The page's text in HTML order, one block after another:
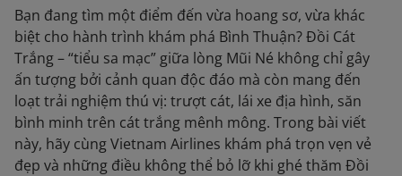
Bạn đang tìm một điểm đến vừa hoang sơ, vừa khác
biệt cho hành trình khám phá Bình Thuận? Đồi Cát
Trắng – “tiểu sa mạc” giữa lòng Mũi Né không chỉ gây
ấn tượng bởi cảnh quan độc đáo mà còn mang đến
loạt trải nghiệm thú vị: trượt cát, lái xe địa hình, săn
bình minh trên cát trắng mênh mông. Trong bài viết
này, hãy cùng Vietnam Airlines khám phá trọn vẹn vẻ
đẹp và những điều không thể bỏ lỡ khi ghé thăm Đồi